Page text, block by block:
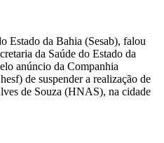
Estado da Bahia (Sesab), falou
da Saúde do Estado da
anúncio da Companhia
de suspender a realização de
de Souza (HNAS), na cidade